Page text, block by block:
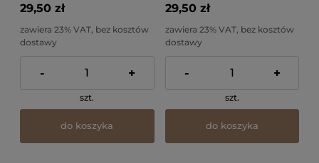
29,50 zł
zawiera 23% VAT, bez kosztów
dostawy
- +
szt.
do koszyka
29,50 zł
zawiera 23% VAT, bez kosztów
dostawy
- +
szt.
do koszyka